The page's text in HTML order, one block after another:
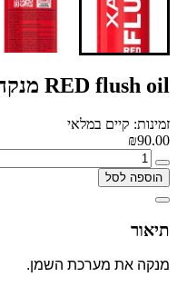
RED flush oil מנקה מערכת שמן 250 ml
זמינות: קיים במלאי
₪90.00
הוספה לסל
תיאור
מנקה את מערכת השמן.